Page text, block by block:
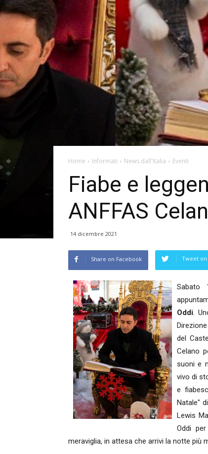
Home Informati News dall'Italia Eventi
Fiabe e
ANFFAS
14 dicembre 2021
Share on Facebook Tweet
Sabato
Oddi.
del
Celano
suoni e
vivo di
e
Natale"
Lewis
Oddi
meraviglia, in attesa che arrivi la notte più